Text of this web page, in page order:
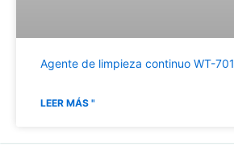
Agente de limpieza continuo WT-701
LEER MÁS "